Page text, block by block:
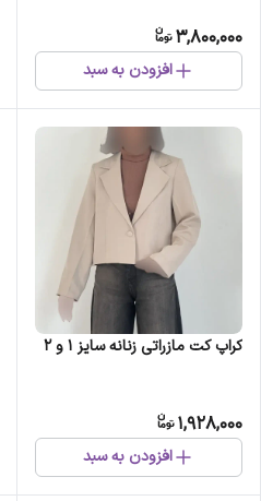
3,800,000
افزودن به سبد
کراپ کت مازراتی زنانه سایز 1 و 2
1,928,000
افزودن به سبد